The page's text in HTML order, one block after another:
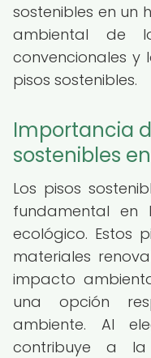
sostenibles en un
ambiental de
convencionales
pisos sostenibles.
Importancia
sostenibles
Los pisos
fundamental
ecológico. Estos
materiales
impacto
una opción
ambiente. Al
contribuye a